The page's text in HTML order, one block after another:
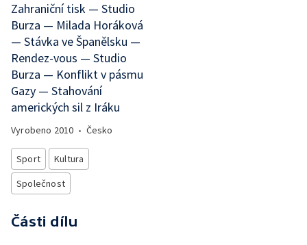
Zahraniční tisk — Studio
Burza — Milada Horáková
— Stávka ve Španělsku —
Rendez-vous — Studio
Burza — Konflikt v pásmu
Gazy — Stahování
amerických sil z Iráku
Vyrobeno 2010 • Česko
Sport
Kultura
Společnost
Části dílu